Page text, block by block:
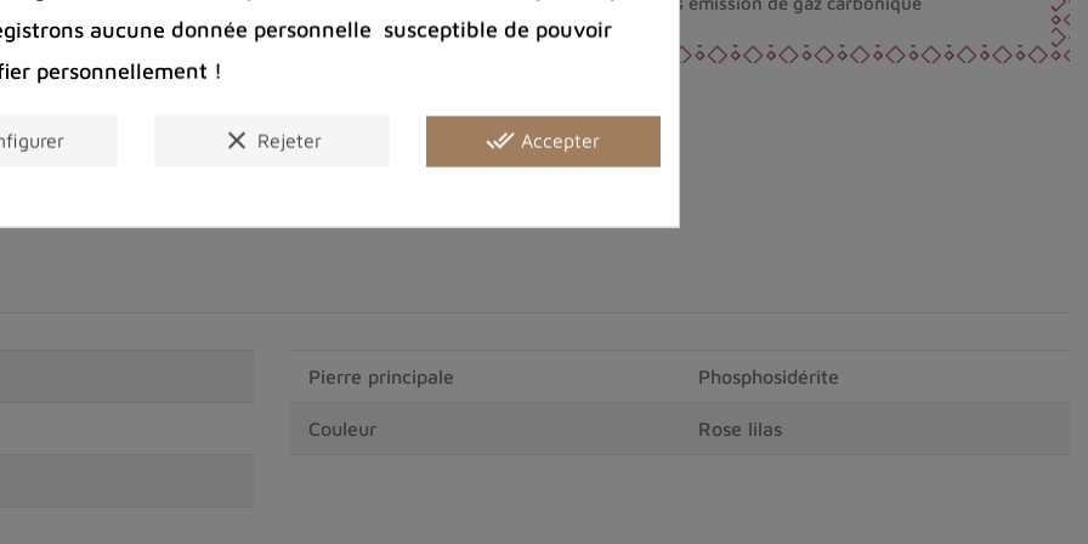
Pierre principale Phosphosidérite
Couleur Rose lilas
aucune donnée personnelle susceptible de pouvoir
personnellement !
clear Rejeter done_all Accepter